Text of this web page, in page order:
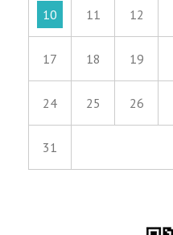
10 11 12
17 18 19
24 25 26
31